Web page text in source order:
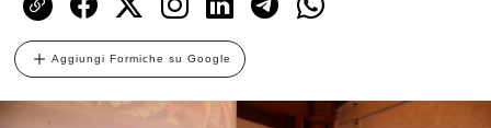
Aggiungi Formiche su Google